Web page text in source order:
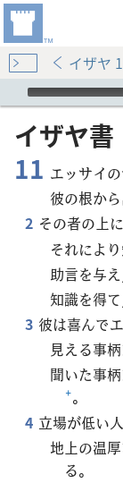
イザヤ
Audio Player
イザヤ​書
11 エッサイ
彼の根か
2 その者の上
それによ
助言を与
知識を得
3 彼は喜んで
見える事
聞いた事
+。
4 立場が低い
地上の温
る。